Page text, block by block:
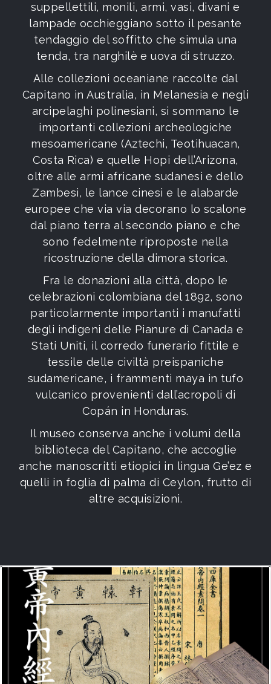
suppellettili, monili, armi, vasi, divani e
lampade occhieggiano sotto il pesante
tendaggio del soffitto che simula una
tenda, tra narghilè e uova di struzzo.
Alle collezioni oceaniane raccolte dal
Capitano in Australia, in Melanesia e negli
arcipelaghi polinesiani, si sommano le
importanti collezioni archeologiche
mesoamericane (Aztechi, Teotihuacan,
Costa Rica) e quelle Hopi dell’Arizona,
oltre alle armi africane sudanesi e dello
Zambesi, le lance cinesi e le alabarde
europee che via via decorano lo scalone
dal piano terra al secondo piano e che
sono fedelmente riproposte nella
ricostruzione della dimora storica.
Fra le donazioni alla città, dopo le
celebrazioni colombiana del 1892, sono
particolarmente importanti i manufatti
degli indigeni delle Pianure di Canada e
Stati Uniti, il corredo funerario fittile e
tessile delle civiltà preispaniche
sudamericane, i frammenti maya in tufo
vulcanico provenienti dall’acropoli di
Copán in Honduras.
Il museo conserva anche i volumi della
biblioteca del Capitano, che accoglie
anche manoscritti etiopici in lingua Ge’ez e
quelli in foglia di palma di Ceylon, frutto di
altre acquisizioni.